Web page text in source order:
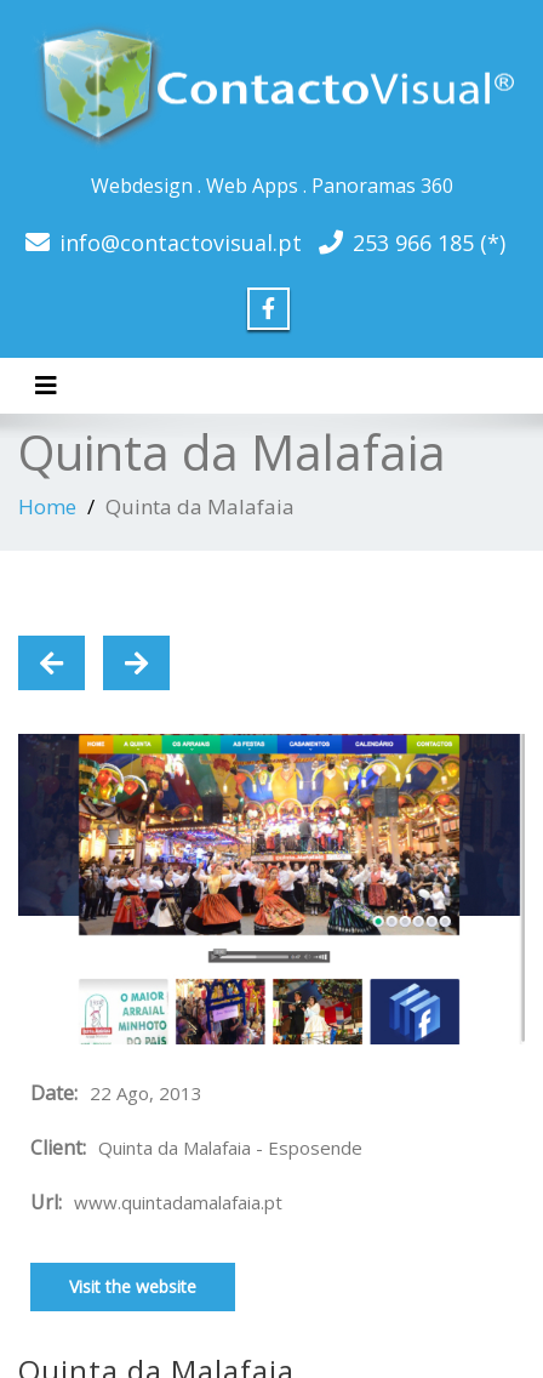
Webdesign . Web Apps . Panoramas 360
info@contactovisual.pt 253 966 185 (*)
Toggle navigation
Quinta da Malafaia
Home Quinta da Malafaia
Date: 22 Ago, 2013
Client: Quinta da Malafaia - Esposende
Url: www.quintadamalafaia.pt
Visit the website